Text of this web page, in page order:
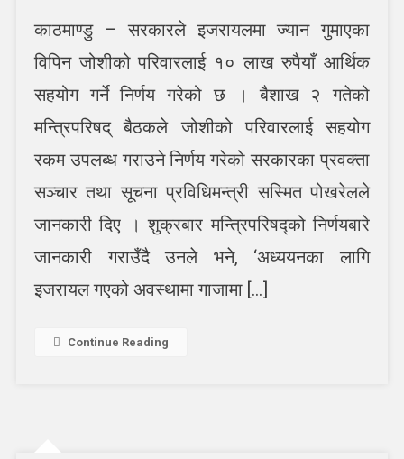
जोशीको
१०
लाख
सहयोग
गर्ने
सरकारको
निर्णय
काठमाण्डु – सरकारले इजरायलमा ज्यान गुमाएका
विपिन जोशीको परिवारलाई १० लाख रुपैयाँ आर्थिक
सहयोग गर्ने निर्णय गरेको छ । बैशाख २ गतेको
मन्त्रिपरिषद् बैठकले जोशीको परिवारलाई सहयोग
रकम उपलब्ध गराउने निर्णय गरेको सरकारका प्रवक्ता
सञ्चार तथा सूचना प्रविधिमन्त्री सस्मित पोखरेलले
जानकारी दिए । शुक्रबार मन्त्रिपरिषद्को निर्णयबारे
जानकारी गराउँदै उनले भने, ‘अध्ययनका लागि
इजरायल गएको अवस्थामा गाजामा […]
Continue Reading